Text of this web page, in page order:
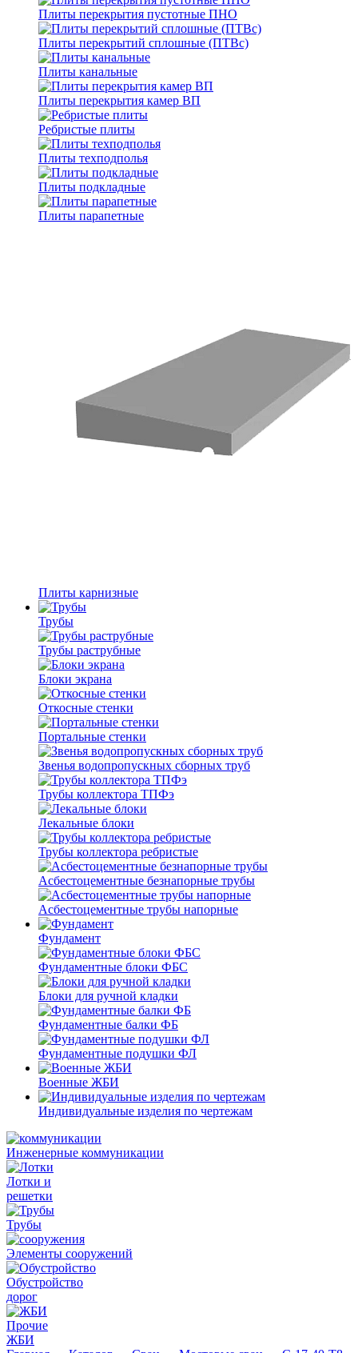
Плиты перекрытия пустотные ПНО
Плиты перекрытий сплошные (ПТВс)
Плиты канальные
Плиты перекрытия камер ВП
Ребристые плиты
Плиты техподполья
Плиты подкладные
Плиты парапетные
Плиты карнизные
Трубы
Трубы раструбные
Блоки экрана
Откосные стенки
Портальные стенки
Звенья водопропускных сборных труб
Трубы коллектора ТПФэ
Лекальные блоки
Трубы коллектора ребристые
Асбестоцементные безнапорные трубы
Асбестоцементные трубы напорные
Фундамент
Фундаментные блоки ФБС
Блоки для ручной кладки
Фундаментные балки ФБ
Фундаментные подушки ФЛ
Военные ЖБИ
Индивидуальные изделия по чертежам
Инженерные коммуникации
Лотки и
решетки
Трубы
Элементы сооружений
Обустройство
дорог
Прочие
ЖБИ